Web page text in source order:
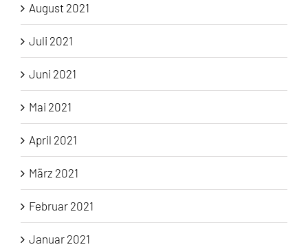
August 2021
Juli 2021
Juni 2021
Mai 2021
April 2021
März 2021
Februar 2021
Januar 2021